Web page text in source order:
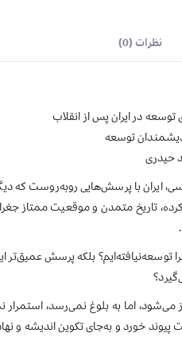
نظرات (0)
در ایران پس از انقلاب
توسعه
حیدری
ایران با پرسش‌هایی روبه‌روست که
تاریخ متمدن و موقعیت ممتاز
توسعه‌نیافته‌ایم؟ بلکه پرسش عمیق‌تر
می‌شود، اما به بلوغ نمی‌رسد،
پیوند خورد و به‌جای تکوین اندیشه و